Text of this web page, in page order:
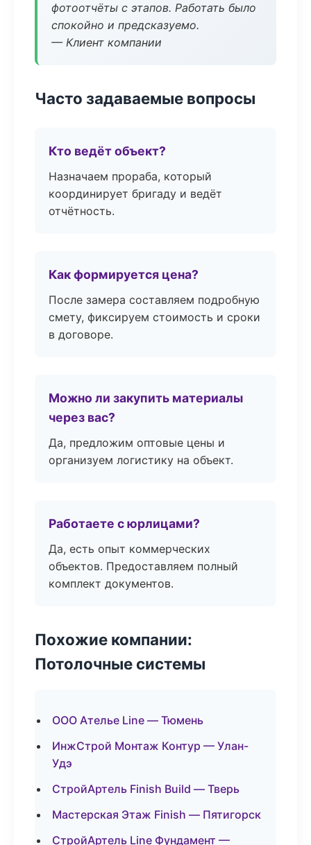
фотоотчёты с этапов. Работать было
спокойно и предсказуемо.
— Клиент компании
Часто задаваемые вопросы
Кто ведёт объект?
Назначаем прораба, который
координирует бригаду и ведёт
отчётность.
Как формируется цена?
После замера составляем подробную
смету, фиксируем стоимость и сроки
в договоре.
Можно ли закупить материалы
через вас?
Да, предложим оптовые цены и
организуем логистику на объект.
Работаете с юрлицами?
Да, есть опыт коммерческих
объектов. Предоставляем полный
комплект документов.
Похожие компании:
Потолочные системы
ООО Ателье Line — Тюмень
ИнжСтрой Монтаж Контур — Улан-
Удэ
СтройАртель Finish Build — Тверь
Мастерская Этаж Finish — Пятигорск
СтройАртель Line Фундамент —